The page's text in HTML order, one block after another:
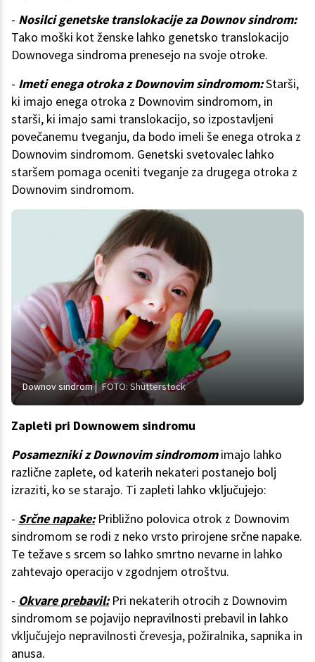
- Nosilci genetske translokacije za Downov sindrom:
Tako moški kot ženske lahko genetsko translokacijo
Downovega sindroma prenesejo na svoje otroke.
- Imeti enega otroka z Downovim sindromom:Starši,
ki imajo enega otroka z Downovim sindromom, in
starši, ki imajo sami translokacijo, so izpostavljeni
povečanemu tveganju, da bodo imeli še enega otroka z
Downovim sindromom. Genetski svetovalec lahko
staršem pomaga oceniti tveganje za drugega otroka z
Downovim sindromom.
Downov sindrom FOTO: Shutterstock
Zapleti pri Downowem sindromu
Posamezniki z Downovim sindromomimajo lahko
različne zaplete, od katerih nekateri postanejo bolj
izraziti, ko se starajo. Ti zapleti lahko vključujejo:
- Srčne napake:Približno polovica otrok z Downovim
sindromom se rodi z neko vrsto prirojene srčne napake.
Te težave s srcem so lahko smrtno nevarne in lahko
zahtevajo operacijo v zgodnjem otroštvu.
- Okvare prebavil:Pri nekaterih otrocih z Downovim
sindromom se pojavijo nepravilnosti prebavil in lahko
vključujejo nepravilnosti črevesja, požiralnika, sapnika in
anusa.